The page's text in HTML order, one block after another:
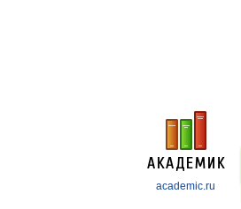
academic.ru